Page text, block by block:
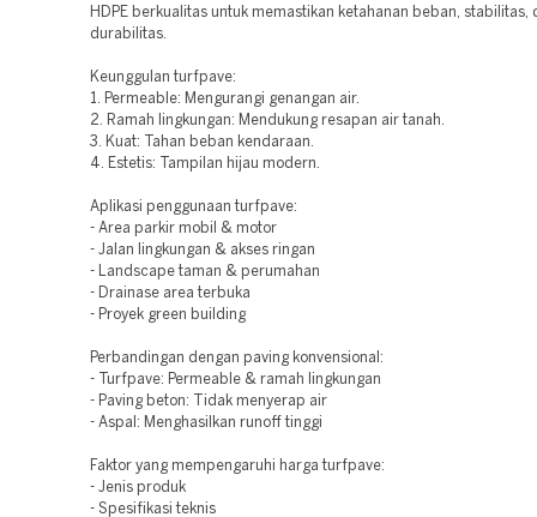
HDPE berkualitas untuk memastikan ketahanan beban, stabilitas,
durabilitas.
Keunggulan turfpave:
1. Permeable: Mengurangi genangan air.
2. Ramah lingkungan: Mendukung resapan air tanah.
3. Kuat: Tahan beban kendaraan.
4. Estetis: Tampilan hijau modern.
Aplikasi penggunaan turfpave:
- Area parkir mobil & motor
- Jalan lingkungan & akses ringan
- Landscape taman & perumahan
- Drainase area terbuka
- Proyek green building
Perbandingan dengan paving konvensional:
- Turfpave: Permeable & ramah lingkungan
- Paving beton: Tidak menyerap air
- Aspal: Menghasilkan runoff tinggi
Faktor yang mempengaruhi harga turfpave:
- Jenis produk
- Spesifikasi teknis